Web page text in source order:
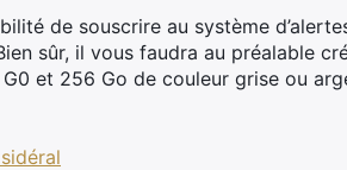
de souscrire au système
sûr, il vous faudra au préalable
et 256 Go de couleur grise ou